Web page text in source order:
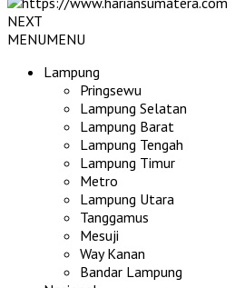
NEXT
MENUMENU
Lampung
Pringsewu
Lampung Selatan
Lampung Barat
Lampung Tengah
Lampung Timur
Metro
Lampung Utara
Tanggamus
Mesuji
Way Kanan
Bandar Lampung